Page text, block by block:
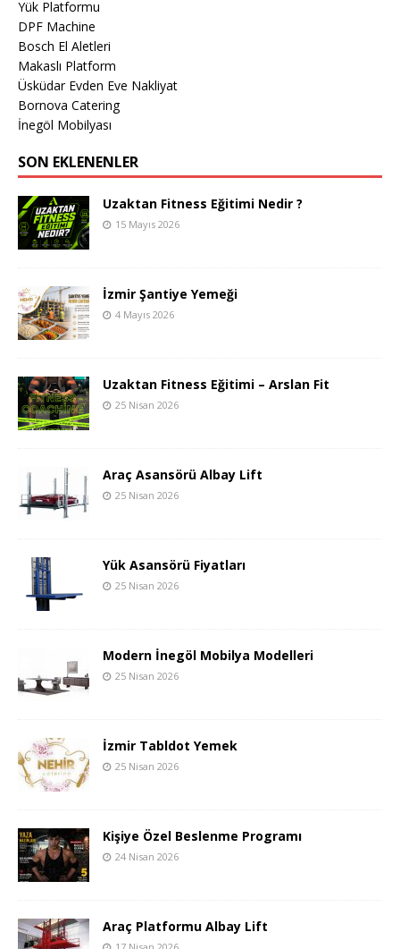
Yük Platformu
DPF Machine
Bosch El Aletleri
Makaslı Platform
Üsküdar Evden Eve Nakliyat
Bornova Catering
İnegöl Mobilyası
SON EKLENENLER
Uzaktan Fitness Eğitimi Nedir ?
15 Mayıs 2026
İzmir Şantiye Yemeği
4 Mayıs 2026
Uzaktan Fitness Eğitimi – Arslan Fit
25 Nisan 2026
Araç Asansörü Albay Lift
25 Nisan 2026
Yük Asansörü Fiyatları
25 Nisan 2026
Modern İnegöl Mobilya Modelleri
25 Nisan 2026
İzmir Tabldot Yemek
25 Nisan 2026
Kişiye Özel Beslenme Programı
24 Nisan 2026
Araç Platformu Albay Lift